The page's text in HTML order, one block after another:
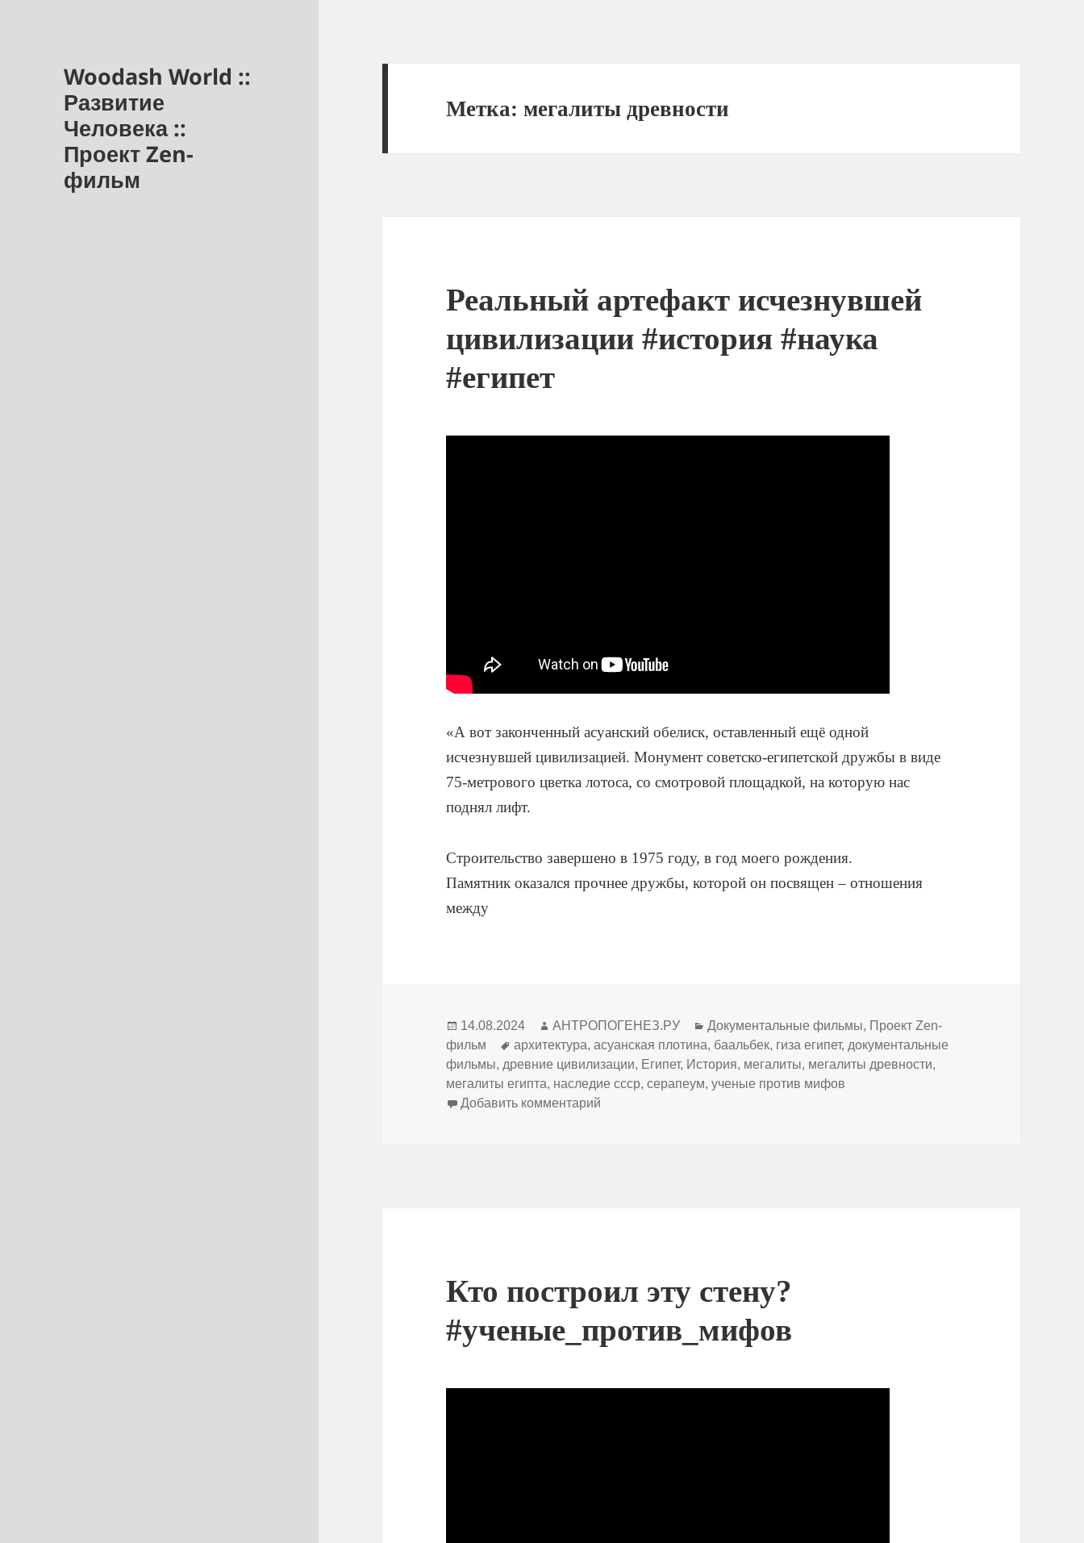
Woodash World ::
Развитие
Человека ::
Проект Zen-
фильм
Метка:мегалиты древности
Реальный артефакт исчезнувшей
цивилизации #история #наука
#египет
«А вот законченный асуанский обелиск, оставленный ещё одной
исчезнувшей цивилизацией. Монумент советско-египетской дружбы в виде
75-метрового цветка лотоса, со смотровой площадкой, на которую нас
поднял лифт.
Строительство завершено в 1975 году, в год моего рождения.
Памятник оказался прочнее дружбы, которой он посвящен – отношения
между
Опубликовано
14.08.2024 Автор
АНТРОПОГЕНЕЗ.РУ Рубрики
Документальные фильмы, Проект Zen-
фильм
Метки
архитектура,асуанская плотина, баальбек, гиза египет, документальные
фильмы, древние цивилизации, Египет, История, мегалиты, мегалиты древности,
мегалиты египта, наследие ссср,серапеум,ученые против мифов
Добавить комментарий
Кто построил эту стену?
#ученые_против_мифов